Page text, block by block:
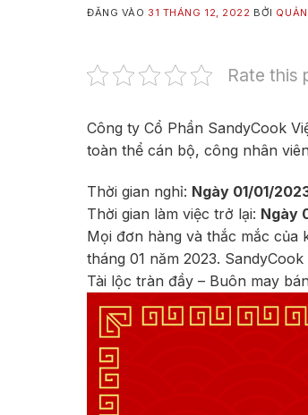
ĐĂNG VÀO 31 THÁNG 12, 2022 BỞI
Rate this
Công ty Cổ Phần SandyCook
toàn thể cán bộ, công nhân
Thời gian nghỉ: Ngày 01/01/
Thời gian làm việc trở lại: Ngày
Mọi đơn hàng và thắc mắc của
tháng 01 năm 2023.
Tài lộc tràn đầy – Buôn may